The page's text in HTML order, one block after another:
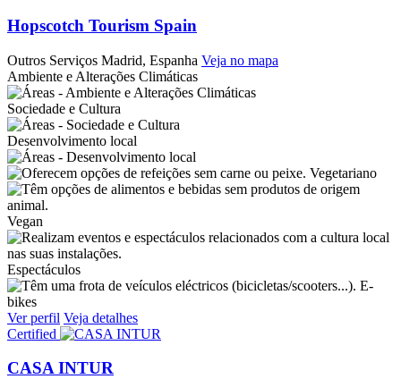
Hopscotch Tourism Spain
Outros Serviços Madrid, Espanha Veja no mapa
Ambiente e Alterações Climáticas
Sociedade e Cultura
Desenvolvimento local
Vegetariano
Vegan
Espectáculos
E-
bikes
Ver perfil Veja detalhes
Certified
CASA INTUR